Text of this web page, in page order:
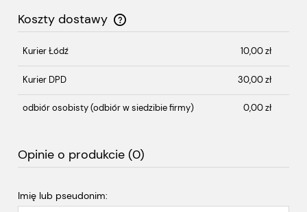
Koszty dostawy
Cena nie zawiera ewentualnych kosztów płatności
Kurier Łódź 10,00 zł
Kurier DPD 30,00 zł
odbiór osobisty(odbiór w siedzibie firmy) 0,00 zł
Opinie o produkcie (0)
Imię lub pseudonim: